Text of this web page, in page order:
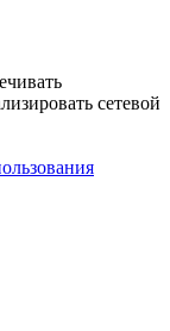
сетевой